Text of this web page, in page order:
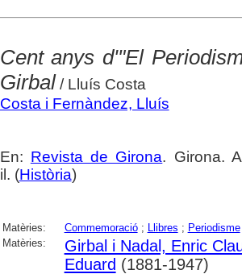
Cent anys d'"El
Girbal/ Lluís Costa
Costa i Fernàndez, Lluís
En: Revista de Girona. Girona.
il. (Història)
Matèries: Commemoració; Llibres ; Periodisme
Matèries:
Girbal i Nadal, Enric
Eduard (1881-1947)